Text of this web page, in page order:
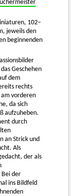
102–
jeweils den
beginnenden
Geschehen
dem
rechts
am vorderen
da sich
aufzuheben.
durch
an Strick und
Als
der als
der
ins Bildfeld